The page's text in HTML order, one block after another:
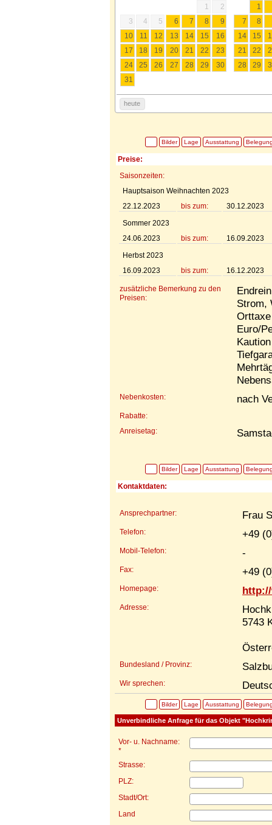
1
2
3
4 5 6 7 8
9
10
11 12 13 14 15
16
17
18 19 20 21 22
23
24
25 26 27 28 29
30
31
1
7
8
14
15
21
22
28
29
heute
Bilder Lage Ausstattung
Preise:
Saisonzeiten:
Hauptsaison Weihnachten 2023
22.12.2023
bis zum:
30.12.2023
Sommer 2023
24.06.2023
bis zum:
16.09.2023
Herbst 2023
16.09.2023
bis zum: 16.12.2023
zusätzliche Bemerkung zu den
Preisen:
Strom,
Euro/
Nebenkosten: nach
Rabatte:
Anreisetag:
Bilder Lage Ausstattung
Kontaktdaten:
Ansprechpartner: Frau
Telefon: +49
Mobil-Telefon: -
Fax: +49
Homepage:
Adresse:
5743
Bundesland / Provinz:
Wir sprechen:
Bilder Lage Ausstattung
Unverbindliche Anfrage für das Objekt
Vor- u. Nachname:
*
Strasse:
PLZ:
Stadt/Ort:
Land